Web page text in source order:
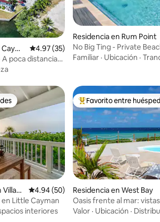
Calificación promedio: 4.97 de 5; 35
4.97 (35)
A poca distancia
Residencia en Rum Point
No Big Ting - Private
Familiar · Ubicación ·
Villag
Calificación promedio: 4.94 de 5; 50
4.94 (50)
en Little Cayman
interiores
De los mejores en
Favorito entre
Residencia en West Bay
Oasis frente al mar:
alberca y cabaña
Valor · Ubicación ·